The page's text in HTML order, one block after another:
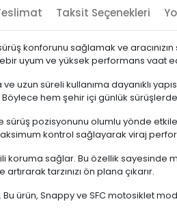
Taksit Seçenekleri
konforunu sağlamak ve
uyum ve yüksek performans vaat
uzun süreli kullanıma dayanıklı
hem şehir içi günlük
sürüş pozisyonunu olumlu yönde
kontrol sağlayarak viraj
sağlar. Bu özellik sayesinde
tarzınızı ön plana çıkarır.
ürün, Snappy ve SFC motosiklet